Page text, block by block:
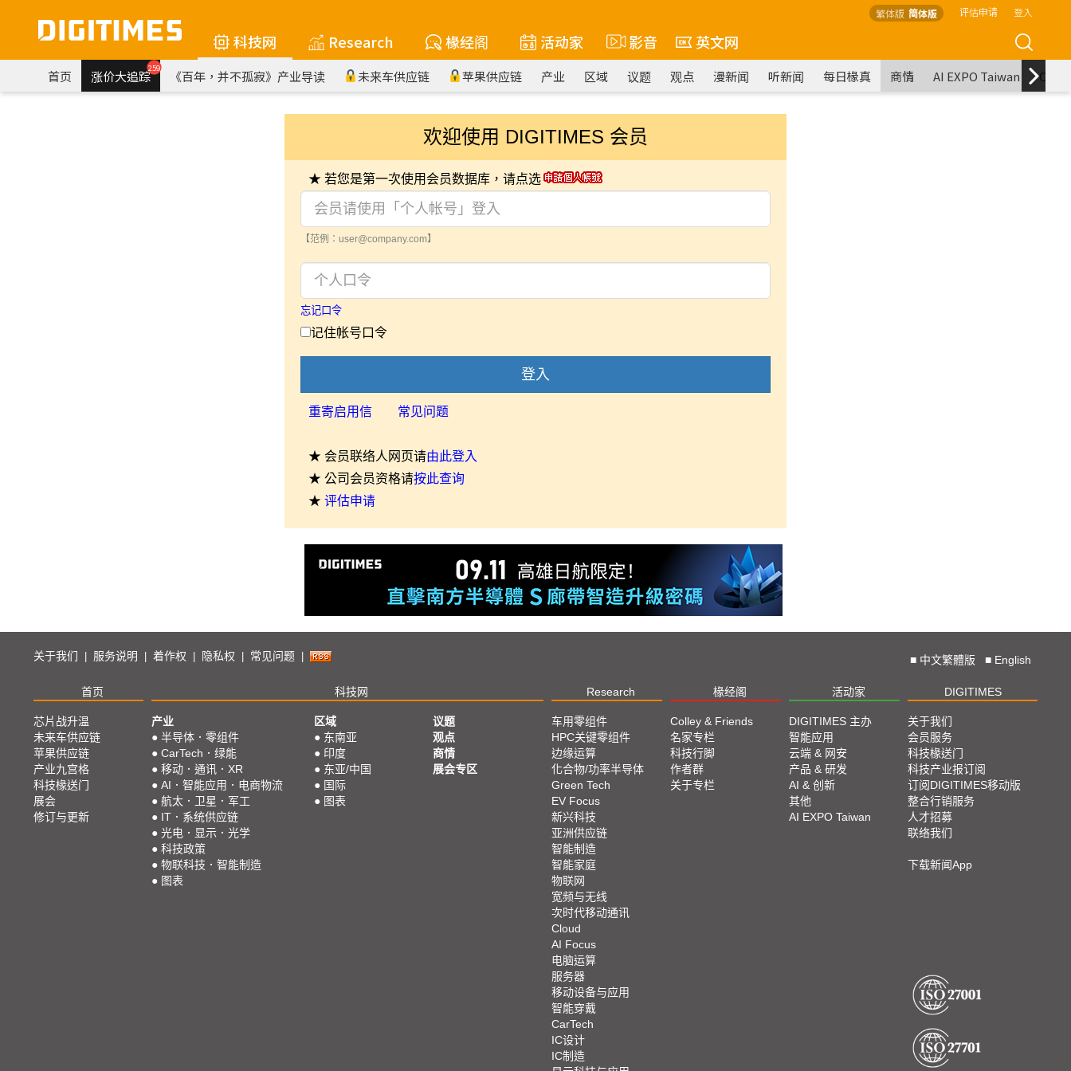
繁体版 简体版 评估申请 登入
科技网 Research 椽经阁 活动家 影音 英文网
首页 涨价大追踪259 《百年，并不孤寂》产业导读 未来车供应链 苹果供应链 产业 区域 议题 观点 漫新闻 听新闻 每日椽真 商情 AI EXPO Taiwan
欢迎使用 DIGITIMES 会员
★ 若您是第一次使用会员数据库，请点选
【范例：user@company.com】
忘记口令
记住帐号口令
登入
重寄启用信 常见问题
★ 会员联络人网页请由此登入
★ 公司会员资格请按此查询
★ 评估申请
关于我们 服务说明 着作权 隐私权 常见问题 ■ 中文繁體版 ■ English
首页 科技网 Research 椽经阁 活动家 DIGITIMES
芯片战升温
未来车供应链
苹果供应链
产业九宫格
科技椽送门
展会
修订与更新
产业
● 半导体．零组件
● CarTech．绿能
● 移动．通讯．XR
● AI．智能应用．电商物流
● 航太．卫星．军工
● IT．系统供应链
● 光电．显示．光学
● 科技政策
● 物联科技．智能制造
● 图表
区域
● 东南亚
● 印度
● 东亚/中国
● 国际
● 图表
议题
观点
商情
展会专区
车用零组件
HPC关键零组件
边缘运算
化合物/功率半导体
Green Tech
EV Focus
新兴科技
亚洲供应链
智能制造
智能家庭
物联网
宽频与无线
次时代移动通讯
Cloud
AI Focus
电脑运算
服务器
移动设备与应用
智能穿戴
CarTech
IC设计
IC制造
Colley & Friends
名家专栏
科技行脚
作者群
关于专栏
DIGITIMES 主办
智能应用
云端 & 网安
产品 & 研发
AI & 创新
其他
AI EXPO Taiwan
关于我们
会员服务
科技椽送门
科技产业报订阅
订阅DIGITIMES移动版
整合行销服务
人才招募
联络我们
下载新闻App